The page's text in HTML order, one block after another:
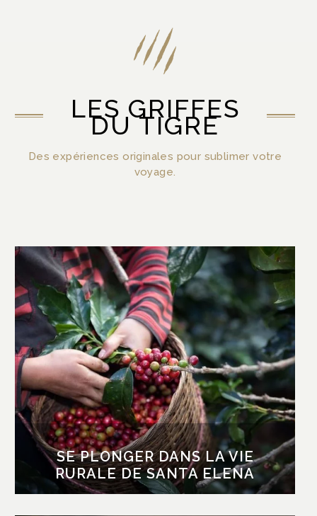
LES GRIFFES
DU TIGRE
Des expériences originales pour sublimer votre
voyage.
SE PLONGER DANS LA VIE
RURALE DE SANTA ELENA
SE PLONGER DANS LA VIE
RURALE DE SANTA ELENA
Dans le petit village de Santa Elena, nous
vous invitons à visiter un centre de production
de fromages sur un site préservé entre
pâturages et immenses réserves de forêt.
Les amateurs de café apprécieront la
découverte d’une plantation de café dans une
ferme locale pratiquant « l’agriculture
raisonnée ».